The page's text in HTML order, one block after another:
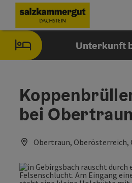
Zum InhaltAccesskey
[0]
Zur NavigationAccesskey
[1]
Zum Seitenanfang
Unterkunft
bei Obertraun
Obertraun, Oberösterreich,